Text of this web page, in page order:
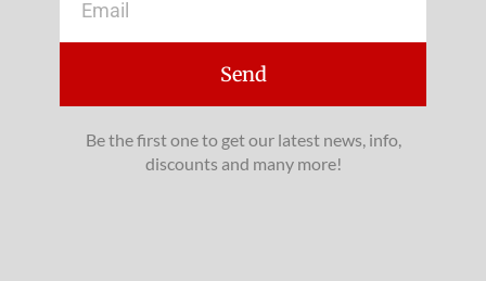
Send
Be the first one to get our latest news, info,
discounts and many more!